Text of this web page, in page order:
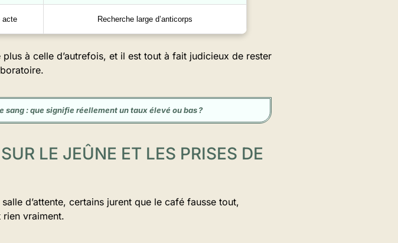
acte Recherche large d’anticorps
à celle d’autrefois, et il est tout à fait judicieux de rester
sang : que signifie réellement un taux élevé ou bas ?
LE JEÛNE ET LES PRISES DE
d’attente, certains jurent que le café fausse tout,
rien vraiment.